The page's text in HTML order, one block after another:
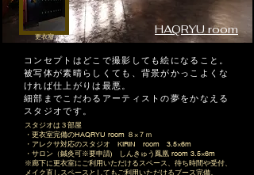
​コンセプトはどこで撮影しても絵になること。
被写体が素晴らしくても、背景がかっこよくな
ければ仕上がりは最悪。
​細部までこだわるアーティストの夢をかなえる
スタジオです。
スタジオは３部屋
・更衣室完備のHAQRYU room ８×７ｍ
​・アレクサ対応のスタジオ KIRIN room 3.5×6m
・サロン（鍼灸可※要申請) しんきゅう鳳凰 room 3.5×6m
​※廊下に更衣室にご利用いただけるスペース、待ち時間や受付、
メイク直しスペースとしてもご利用いただけるブース完備。
​更衣室 HAQRYU room